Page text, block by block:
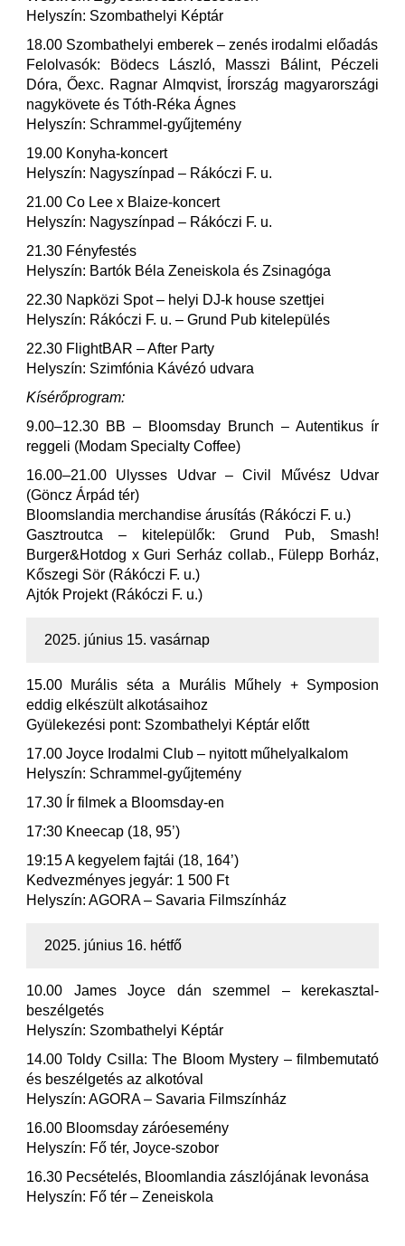
Helyszín: Szombathelyi Képtár
18.00 Szombathelyi emberek – zenés irodalmi előadás
Felolvasók: Bödecs László, Masszi Bálint, Péczeli
Dóra, Őexc. Ragnar Almqvist, Írország magyarországi
nagykövete és Tóth-Réka Ágnes
Helyszín: Schrammel-gyűjtemény
19.00 Konyha-koncert
Helyszín: Nagyszínpad – Rákóczi F. u.
21.00 Co Lee x Blaize-koncert
Helyszín: Nagyszínpad – Rákóczi F. u.
21.30 Fényfestés
Helyszín: Bartók Béla Zeneiskola és Zsinagóga
22.30 Napközi Spot – helyi DJ-k house szettjei
Helyszín: Rákóczi F. u. – Grund Pub kitelepülés
22.30 FlightBAR – After Party
Helyszín: Szimfónia Kávézó udvara
Kísérőprogram:
9.00–12.30 BB – Bloomsday Brunch – Autentikus ír
reggeli (Modam Specialty Coffee)
16.00–21.00 Ulysses Udvar – Civil Művész Udvar
(Göncz Árpád tér)
Bloomslandia merchandise árusítás (Rákóczi F. u.)
Gasztroutca – kitelepülők: Grund Pub, Smash!
Burger&Hotdog x Guri Serház collab., Fülepp Borház,
Kőszegi Sör (Rákóczi F. u.)
Ajtók Projekt (Rákóczi F. u.)
2025. június 15. vasárnap
15.00 Murális séta a Murális Műhely + Symposion
eddig elkészült alkotásaihoz
Gyülekezési pont: Szombathelyi Képtár előtt
17.00 Joyce Irodalmi Club – nyitott műhelyalkalom
Helyszín: Schrammel-gyűjtemény
17.30 Ír filmek a Bloomsday-en
17:30 Kneecap (18, 95’)
19:15 A kegyelem fajtái (18, 164’)
Kedvezményes jegyár: 1 500 Ft
Helyszín: AGORA – Savaria Filmszínház
2025. június 16. hétfő
10.00 James Joyce dán szemmel – kerekasztal-
beszélgetés
Helyszín: Szombathelyi Képtár
14.00 Toldy Csilla: The Bloom Mystery – filmbemutató
és beszélgetés az alkotóval
Helyszín: AGORA – Savaria Filmszínház
16.00 Bloomsday záróesemény
Helyszín: Fő tér, Joyce-szobor
16.30 Pecsételés, Bloomlandia zászlójának levonása
Helyszín: Fő tér – Zeneiskola